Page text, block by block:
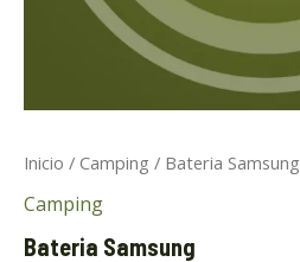
Inicio / Camping / Bateria Samsung
Camping
Bateria Samsung